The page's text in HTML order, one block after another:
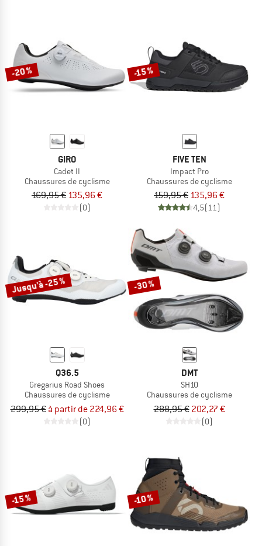
-20 %
GIRO
Cadet II
Chaussures de cyclisme
169,95 € 135,96 €
(0)
-15 %
FIVE TEN
Impact Pro
Chaussures de cyclisme
159,95 € 135,96 €
4,5(11)
Jusqu'à -25 %
Q36.5
Gregarius Road Shoes
Chaussures de cyclisme
299,95 € à partir de 224,96 €
(0)
-30 %
DMT
SH10
Chaussures de cyclisme
288,95 € 202,27 €
(0)
-15 % -10 %